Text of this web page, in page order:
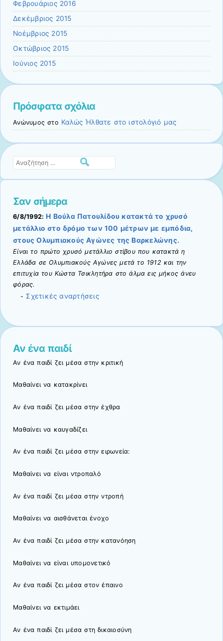
Φεβρουάριος 2016
Δεκέμβριος 2015
Νοέμβριος 2015
Οκτώβριος 2015
Ιούνιος 2015
Πρόσφατα σχόλια
Ανώνυμος στο Καλώς Ήλθατε στο ιστολόγιό μας
Αναζήτηση
Σαν σήμερα
6/8/1992: Η Βούλα Πατουλίδου κατακτά το χρυσό
μετάλλιο στο δρόμο των 100 μέτρων με εμπόδια,
στους Ολυμπιακούς Αγώνες της Βαρκελώνης.
Είναι το πρώτο χρυσό μετάλλιο στίβου που κατακτά η
Ελλάδα σε Ολυμπιακούς Αγώνες μετά το 1912 και την
επιτυχία του Κώστα Τσικλητήρα στο άλμα εις μήκος άνευ
φόρας.
- Σχετικές αναρτήσεις
Αν ένα παιδί
Αν ένα παιδί ζει μέσα στην κριτική
Μαθαίνει να κατακρίνει
Αν ένα παιδί ζει μέσα στην έχθρα
Μαθαίνει να καυγαδίζει
Αν ένα παιδί ζει μέσα στην ειρωνεία:
Μαθαίνει να είναι ντροπαλό
Αν ένα παιδί ζει μέσα στην ντροπή
Μαθαίνει να αισθάνεται ένοχο
Αν ένα παιδί ζει μέσα στην κατανόηση
Μαθαίνει να είναι υπομονετικό
Αν ένα παιδί ζει μέσα στον έπαινο
Μαθαίνει να εκτιμάει
Αν ένα παιδί ζει μέσα στη δικαιοσύνη